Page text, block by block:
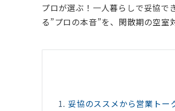
プロが選ぶ！一人暮らしで妥協で
る”プロの本音”を、閑散期の空室
妥協のススメから営業トー